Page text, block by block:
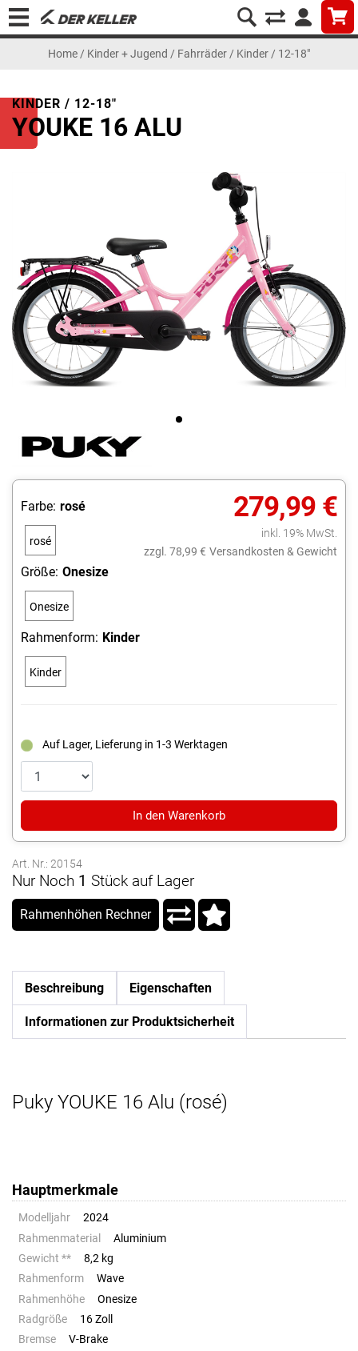
Home / Kinder + Jugend / Fahrräder / Kinder / 12-18"
KINDER / 12-18"
YOUKE 16 ALU
279,99 €
inkl. 19% MwSt.
zzgl. 78,99 € Versandkosten & Gewicht
Farbe: rosé
rosé
Größe: Onesize
Onesize
Rahmenform: Kinder
Kinder
Auf Lager, Lieferung in 1-3 Werktagen
In den Warenkorb
Art. Nr.: 20154
Nur Noch 1 Stück auf Lager
Rahmenhöhen Rechner
Beschreibung Eigenschaften
Informationen zur Produktsicherheit
Puky YOUKE 16 Alu (rosé)
Hauptmerkmale
Modelljahr
2024
Rahmenmaterial
Aluminium
Gewicht **
8,2 kg
Rahmenform
Wave
Rahmenhöhe
Onesize
Radgröße
16 Zoll
Bremse
V-Brake